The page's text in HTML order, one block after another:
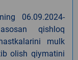
06.09.2024-
qishloq
mulk
olish qiymatini